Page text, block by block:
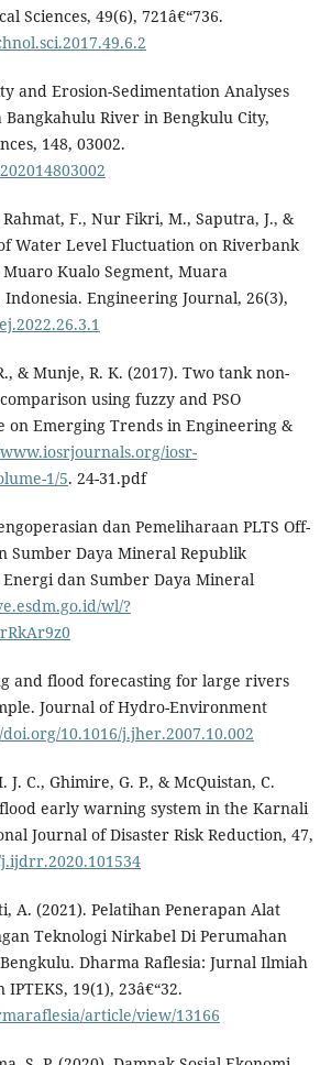
Sciences, 49(6), 721â€“736.
and Erosion-Sedimentation Analyses
River in Bengkulu City,
148, 03002.
F., Nur Fikri, M., Saputra, J., &
Water Level Fluctuation on Riverbank
Kualo Segment, Muara
Engineering Journal, 26(3),
& Munje, R. K. (2017). Two tank non-
using fuzzy and PSO
on Emerging Trends in Engineering &
iosr-
1/5. 24-31.pdf
dan Pemeliharaan PLTS Off-
Sumber Daya Mineral Republik
dan Sumber Daya Mineral
wl/?
and flood forecasting for large rivers
Journal of Hydro-Environment
10.1016/j.jher.2007.10.002
C., Ghimire, G. P., & McQuistan, C.
early warning system in the Karnali
Journal of Disaster Risk Reduction, 47,
A. (2021). Pelatihan Penerapan Alat
Teknologi Nirkabel Di Perumahan
Dharma Raflesia: Jurnal Ilmiah
19(1), 23â€“32.
article/view/13166